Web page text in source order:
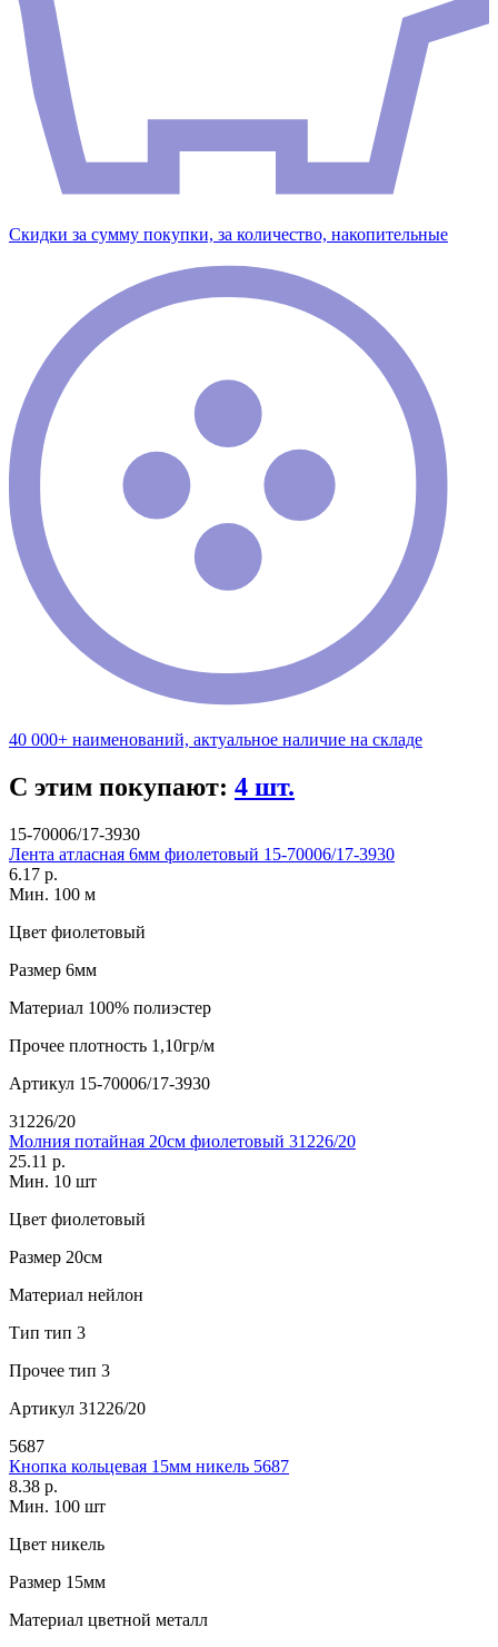
Скидки за сумму покупки, за количество, накопительные
40 000+ наименований, актуальное наличие на складе
С этим покупают: 4 шт.
15-70006/17-3930
Лента атласная 6мм фиолетовый 15-70006/17-3930
6.17 р.
Мин. 100 м
Цвет фиолетовый
Размер 6мм
Материал 100% полиэстер
Прочее плотность 1,10гр/м
Артикул 15-70006/17-3930
31226/20
Молния потайная 20см фиолетовый 31226/20
25.11 р.
Мин. 10 шт
Цвет фиолетовый
Размер 20см
Материал нейлон
Тип тип 3
Прочее тип 3
Артикул 31226/20
5687
Кнопка кольцевая 15мм никель 5687
8.38 р.
Мин. 100 шт
Цвет никель
Размер 15мм
Материал цветной металл